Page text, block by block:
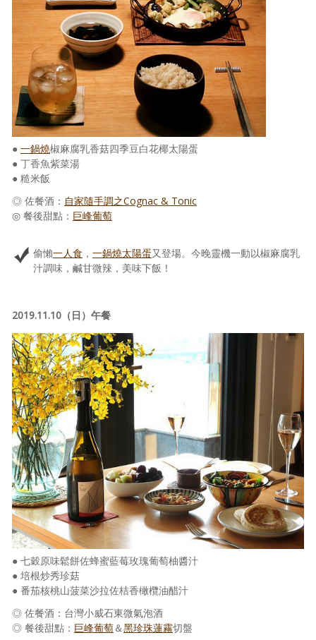
個人著作
活動實況記錄
媒體報導一覽
合作與代言
訂閱電子報
● 一鍋燒椒麻腐乳香菇四季豆白花椰太陽蛋
● 丁香魚紫菜湯
● 糙米飯
◎ 佐餐酒： 自家隨手調之Cognac & Tonic
◎ 餐後甜點： 巨峰葡萄
偷懶一人食 ， 一鍋燒太陽蛋又登場。今晚靈機一動以椒麻腐乳
汁調味，鹹甘微辣，美味下飯！
2019.11.10（日）午餐
● 七穀原味鬆餅佐蜂蜜藍莓玫瑰葡萄柚醬汁
● 培根炒秀珍菇
● 番茄核桃山菠菜沙拉佐桔香橄欖油醋汁
◎ 佐餐酒：台灣小威石東微氣泡酒
◎ 餐後甜點： 巨峰葡萄＆黑珍珠蓮霧切盤